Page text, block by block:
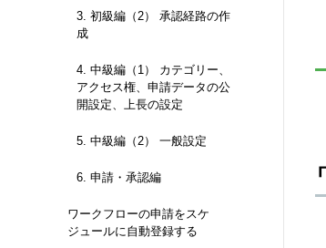
3. 初級編（2） 承認経路の作
成
4. 中級編（1） カテゴリー、
アクセス権、申請データの公
開設定、上長の設定
5. 中級編（2） 一般設定
6. 申請・承認編
ワークフローの申請をスケ
ジュールに自動登録する